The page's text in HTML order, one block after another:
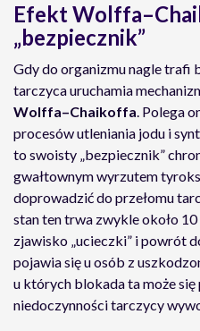
Efekt
„bezpiecznik”
Gdy do organizmu nagle trafi
tarczyca uruchamia
Wolffa–Chaikoffa. Polega
procesów utleniania jodu i
to swoisty „bezpiecznik”
gwałtownym wyrzutem
doprowadzić do przełomu
stan ten trwa zwykle około
zjawisko „ucieczki” i powrót
pojawia się u osób z
u których blokada ta może
niedoczynności tarczycy